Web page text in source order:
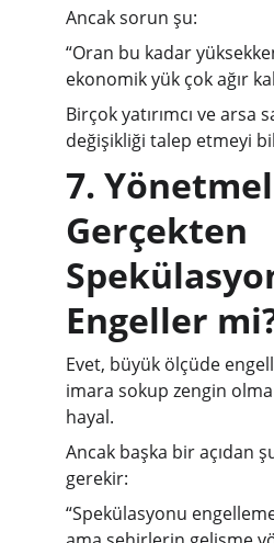
Ancak sorun şu:
“Oran bu kadar
ekonomik yük çok ağır
Birçok yatırımcı ve arsa
değişikliği talep etmeyi
7.
Gerçekten
Engeller
Evet, büyük ölçüde
imara sokup zengin
hayal.
Ancak başka bir açıdan
gerekir:
“Spekülasyonu